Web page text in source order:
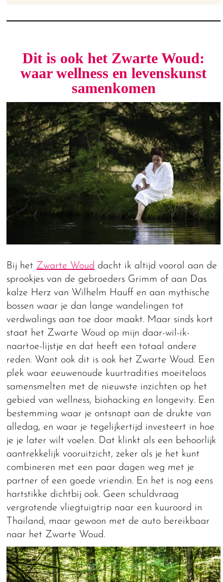
Dit is ook het Zwarte Woud:
waar wellness en levenskunst
samenkomen
Bij het Zwarte Woud dacht ik altijd vooral aan de
sprookjes van de gebroeders Grimm of aan Das
kalze Herz van Wilhelm Hauff en aan mythische
bossen waar je dan lange wandelingen tot
verdwalings aan toe door maakt. Maar sinds kort
staat het Zwarte Woud op mijn daar-wil-ik-
naartoe-lijstje en dat heeft een totaal andere
reden. Want ook dit is ook het Zwarte Woud. Een
plek waar eeuwenoude kuurtradities moeiteloos
samensmelten met de nieuwste inzichten op het
gebied van wellness, biohacking en longevity. Een
bestemming waar je ontsnapt aan de drukte van
alledag, en waar je tegelijkertijd investeert in hoe
je je later wilt voelen. Dat klinkt als een behoorlijk
aantrekkelijk vooruitzicht, zeker als je het kunt
combineren met een paar dagen weg met je
partner of een goede vriendin. En het is nog eens
hartstikke dichtbij ook. Geen schuldvraag
vergrotende vliegtuigtrip naar een kuuroord in
Thailand, maar gewoon met de auto bereikbaar
naar het Zwarte Woud.